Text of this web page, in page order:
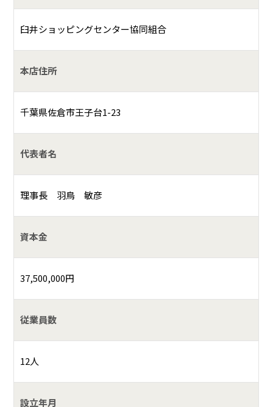
臼井ショッピングセンター協同組合
本店住所
千葉県佐倉市王子台1-23
代表者名
理事長 羽鳥 敏彦
資本金
37,500,000円
従業員数
12人
設立年月